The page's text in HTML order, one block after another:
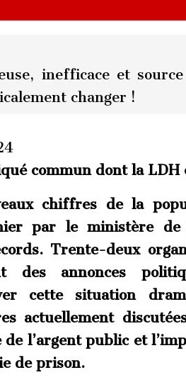
inefficace et
changer !
commun dont la LDH
chiffres de la
par le ministère de
Trente-deux
des annonces
cette situation
actuellement
de l’argent public et
de prison.